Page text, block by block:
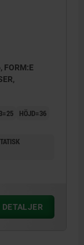
FORM:E
HÖJD=36
DETALJER